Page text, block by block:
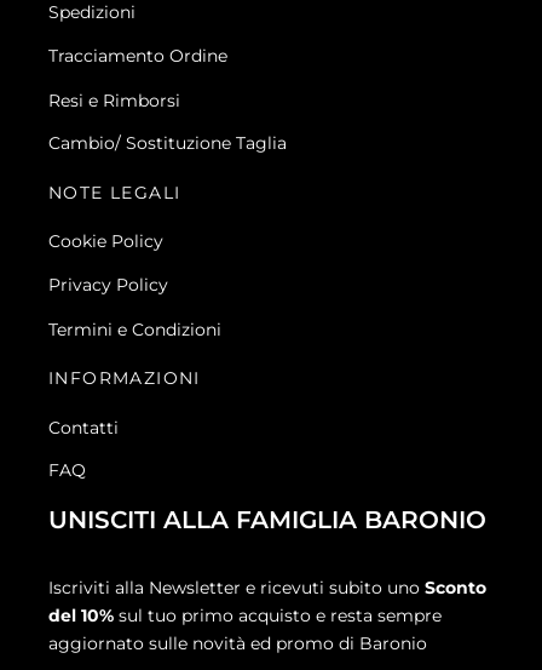
Spedizioni
Tracciamento Ordine
Resi e Rimborsi
Cambio/ Sostituzione Taglia
NOTE LEGALI
Cookie Policy
Privacy Policy
Termini e Condizioni
INFORMAZIONI
Contatti
FAQ
UNISCITI ALLA FAMIGLIA BARONIO
Iscriviti alla Newsletter e ricevuti subito uno Sconto
del 10% sul tuo primo acquisto e resta sempre
aggiornato sulle novità ed promo di Baronio